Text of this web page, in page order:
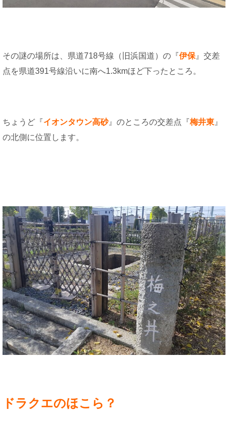
その謎の場所は、県道718号線（旧浜国道）の『伊保 』交差
点を県道391号線沿いに南へ1.3kmほど下ったところ。
ちょうど『イオンタウン高砂』のところの交差点『梅井東 』
の北側に位置します。
ドラクエのほこら？